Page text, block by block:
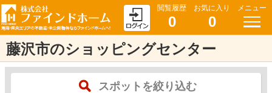
閲覧履歴
0
お気に入り
0
メニュー
藤沢市のショッピングセンター
スポットを絞り込む